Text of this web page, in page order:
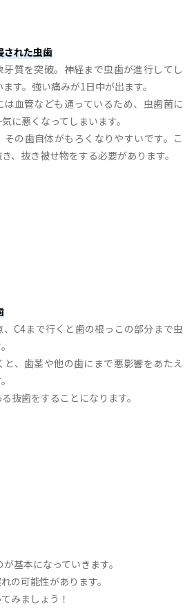
された虫歯
質を突破。神経まで虫歯が進行してし
す。強い痛みが1日中が出ます。
血管なども通っているため、虫歯菌に
に悪くなってしまいます。
の歯自体がもろくなりやすいです。こ
、抜き被せ物をする必要があります。
C4まで行くと歯の根っこの部分まで虫
と、歯茎や他の歯にまで悪影響をあたえ
抜歯をすることになります。
基本になっていきます。
の可能性があります。
みましょう！